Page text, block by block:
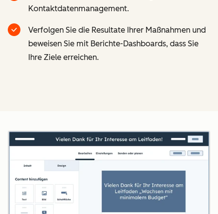
Kontaktdatenmanagement.
Verfolgen Sie die Resultate Ihrer Maßnahmen und
beweisen Sie mit Berichte-Dashboards, dass Sie
Ihre Ziele erreichen.